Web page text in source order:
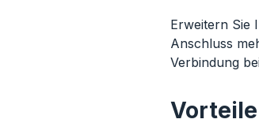
Erweitern Sie
Anschluss
Verbindung